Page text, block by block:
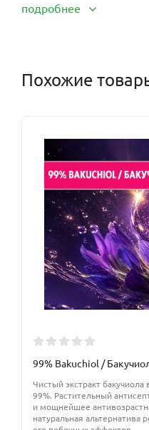
микрофлору и плесневые
шампуни;
всевозможные кремы;
гели для душа;
тоники;
средства для гигиены
Противопоказания:
Купить сорбат калия вы
всегда в наличии
подробнее
Похожие
99% Bakuchiol /
Чистый экстракт бакучиола
99%. Растительный
и мощнейшее
натуральная альтернатива